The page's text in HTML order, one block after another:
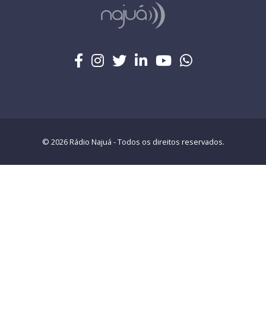
© 2026 Rádio Najuá - Todos os direitos reservados.